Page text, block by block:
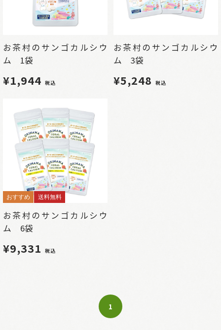
お茶村のサンゴカルシウ
ム 1袋
¥1,944 税込
お茶村のサンゴカルシウ
ム 3袋
¥5,248 税込
おすすめ 送料無料
お茶村のサンゴカルシウ
ム 6袋
¥9,331 税込
1